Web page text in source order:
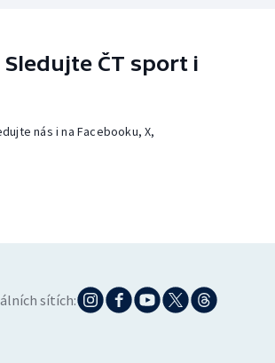
ČT sport i
nás i na Facebooku, X,
sítích: